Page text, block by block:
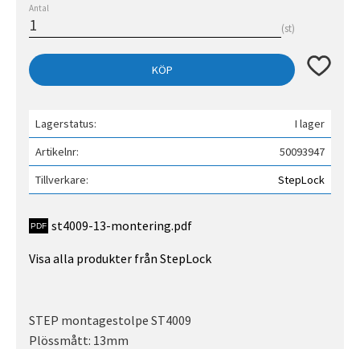
Antal
st
KÖP Lägg till
Lagerstatus
I lager
Artikelnr
50093947
Tillverkare
StepLock
st4009-13-montering.pdf
Visa alla produkter från StepLock
STEP montagestolpe ST4009
Plössmått: 13mm